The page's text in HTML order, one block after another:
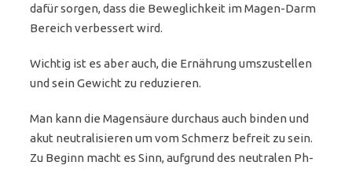
dafür sorgen, dass die Beweglichkeit im Magen-Darm
Bereich verbessert wird.
Wichtig ist es aber auch, die Ernährung umszustellen
und sein Gewicht zu reduzieren.
Man kann die Magensäure durchaus auch binden und
akut neutralisieren um vom Schmerz befreit zu sein.
Zu Beginn macht es Sinn, aufgrund des neutralen Ph-